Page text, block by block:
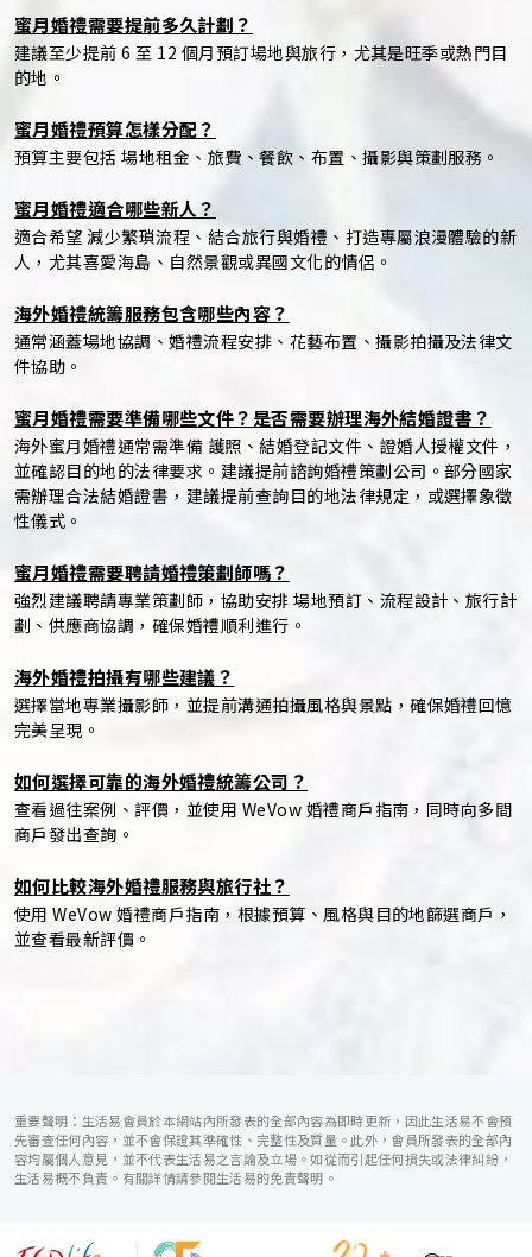
蜜月婚禮需要提前多久計劃？
建議至少提前 6 至 12 個月預訂場地與旅行，尤其是旺季或熱門目
的地。
蜜月婚禮預算怎樣分配？
預算主要包括 場地租金、旅費、餐飲、布置、攝影與策劃服務。
蜜月婚禮適合哪些新人？
適合希望 減少繁瑣流程、結合旅行與婚禮、打造專屬浪漫體驗的新
人，尤其喜愛海島、自然景觀或異國文化的情侶。
海外婚禮統籌服務包含哪些內容？
通常涵蓋場地協調、婚禮流程安排、花藝布置、攝影拍攝及法律文
件協助。
蜜月婚禮需要準備哪些文件？是否需要辦理海外結婚證書？
海外蜜月婚禮通常需準備 護照、結婚登記文件、證婚人授權文件，
並確認目的地的法律要求。建議提前諮詢婚禮策劃公司。部分國家
需辦理合法結婚證書，建議提前查詢目的地法律規定，或選擇象徵
性儀式。
蜜月婚禮需要聘請婚禮策劃師嗎？
強烈建議聘請專業策劃師，協助安排 場地預訂、流程設計、旅行計
劃、供應商協調，確保婚禮順利進行。
海外婚禮拍攝有哪些建議？
選擇當地專業攝影師，並提前溝通拍攝風格與景點，確保婚禮回憶
完美呈現。
如何選擇可靠的海外婚禮統籌公司？
查看過往案例、評價，並使用 WeVow 婚禮商戶指南，同時向多間
商戶發出查詢。
如何比較海外婚禮服務與旅行社？
使用 WeVow 婚禮商戶指南，根據預算、風格與目的地篩選商戶，
並查看最新評價。
重要聲明：生活易會員於本網站內所發表的全部內容為即時更新，因此生活易不會預
先審查任何內容，並不會保證其準確性、完整性及質量。此外，會員所發表的全部內
容均屬個人意見，並不代表生活易之言論及立場。如從而引起任何損失或法律糾紛，
生活易概不負責。有關詳情請參閱生活易的免責聲明。